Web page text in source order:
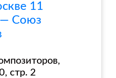
11
— Союз
стр. 2